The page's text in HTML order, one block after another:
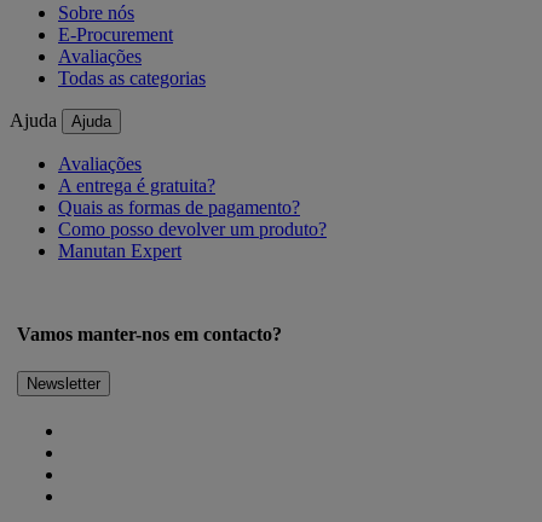
Sobre nós
E-Procurement
Avaliações
Todas as categorias
Ajuda Ajuda
Avaliações
A entrega é gratuita?
Quais as formas de pagamento?
Como posso devolver um produto?
Manutan Expert
Vamos manter-nos em contacto?
Newsletter